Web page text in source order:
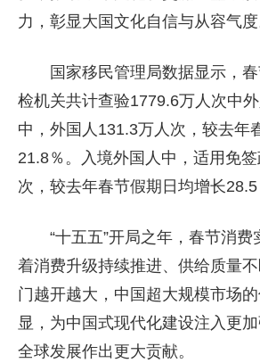
力，彰显大国文化自信与从容气度
国家移民管理局数据显示，春
检机关共计查验1779.6万人次中
中，外国人131.3万人次，较去年
21.8％。入境外国人中，适用免
次，较去年春节假期日均增长28.5
“十五五”开局之年，春节消费
着消费升级持续推进、供给质量
门越开越大，中国超大规模市场
显，为中国式现代化建设注入更
全球发展作出更大贡献。